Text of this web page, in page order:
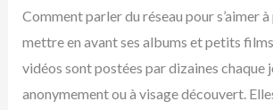
Comment parler du réseau pour s’aimer à
mettre en avant ses albums et petits
vidéos sont postées par dizaines chaque
anonymement ou à visage découvert.